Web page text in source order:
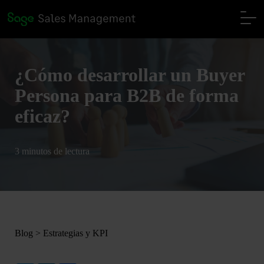
¿Cómo desarrollar un Buyer
Persona para B2B de forma
eficaz?
3 minutos de lectura
Blog > Estrategias y KPI